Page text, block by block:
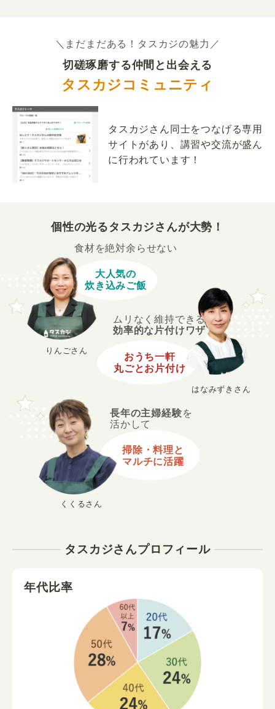
＼まだまだある！タスカジの魅力／
切磋琢磨する仲間と出会える
タスカジコミュニティ
タスカジさん同士をつなげる専用
サイトがあり、講習や交流が盛ん
に行われています！
個性の光るタスカジさんが大勢！
くくるさん
長年の主婦経験を
活かして
掃除・料理と
マルチに活躍
りんごさん
食材を絶対余らせない
大人気の
炊き込みご飯
はなみずきさん
ムリなく維持できる
効率的な片付けワザ
おうち一軒
丸ごとお片付け
タスカジさんプロフィール
年代比率